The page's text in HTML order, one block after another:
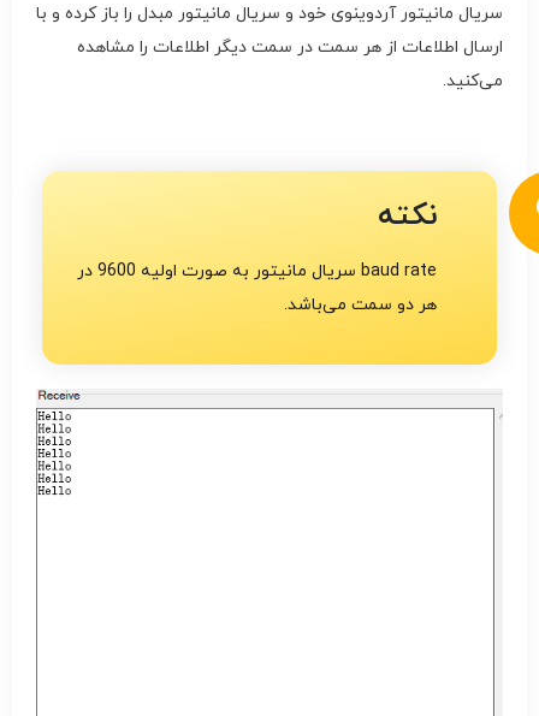
سریال مانیتور آردوینوی خود و سریال مانیتور مبدل را باز کرده و با
ارسال اطلاعات از هر سمت در سمت دیگر اطلاعات را مشاهده
می‌کنید.
نکته
baud rate سریال مانیتور به صورت اولیه 9600 در
هر دو سمت می‌باشد.